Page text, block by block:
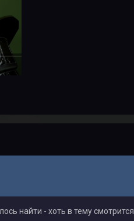
найти - хоть в тему смотрится